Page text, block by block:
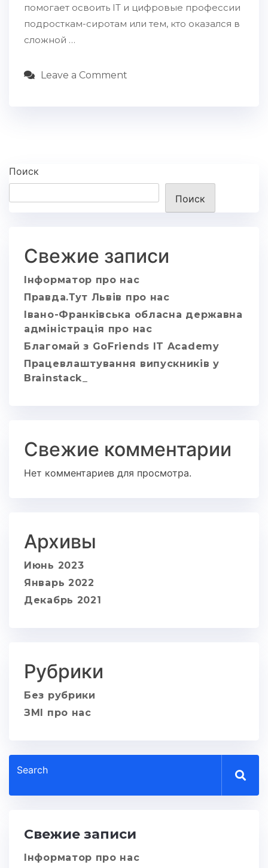
помогает освоить IT и цифровые профессии
подросткам-сиротам или тем, кто оказался в
сложной …
Leave a Comment
Поиск
Поиск
Свежие записи
Інформатор про нас
Правда.Тут Львів про нас
Івано-Франківська обласна державна
адміністрація про нас
Благомай з GoFriends IT Academy
Працевлаштування випускників у
Brainstack_
Свежие комментарии
Нет комментариев для просмотра.
Архивы
Июнь 2023
Январь 2022
Декабрь 2021
Рубрики
Без рубрики
ЗМІ про нас
Свежие записи
Інформатор про нас